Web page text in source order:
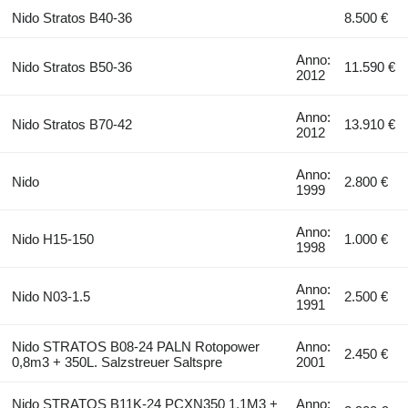
Nido Stratos B40-36 8.500 €
Nido Stratos B50-36
Anno:
2012
11.590 €
Nido Stratos B70-42
Anno:
2012
13.910 €
Nido
Anno:
1999
2.800 €
Nido H15-150
Anno:
1998
1.000 €
Nido N03-1.5
Anno:
1991
2.500 €
Nido STRATOS B08-24 PALN Rotopower
0,8m3 + 350L. Salzstreuer Saltspre
Anno:
2001
2.450 €
Nido STRATOS B11K-24 PCXN350 1,1M3 + Anno: